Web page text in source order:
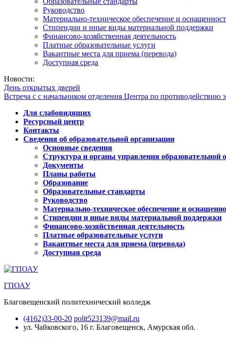
Руководство
Материально-техническое обеспечение и
Стипендии и иные виды материальной поддержки
Финансово-хозяйственная деятельность
Платные образовательные услуги
Вакантные места для приема (перевода)
Доступная среда
Новости:
День открытых дверей
Встреча с с начальником отделения Центра по
Для слабовидящих
Ресурсный центр
Контакты
Сведения об образовательной организации
Основные сведения
Структура и органы управления образовательной
Документы
Планы работы
Образование
Образовательные стандарты
Руководство
Материально-техническое обеспечение и
Стипендии и иные виды материальной поддержки
Финансово-хозяйственная деятельность
Платные образовательные услуги
Вакантные места для приема (перевода)
Доступная среда
ГПОАУ
Благовещенский политехнический колледж
(4162)33-00-20 polit523139@mail.ru
ул. Чайковского, 16 г. Благовещенск, Амурская обл.